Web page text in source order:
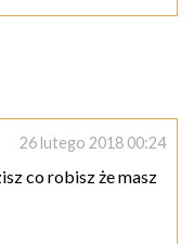
26 lutego 2018 00:24
co robisz że masz